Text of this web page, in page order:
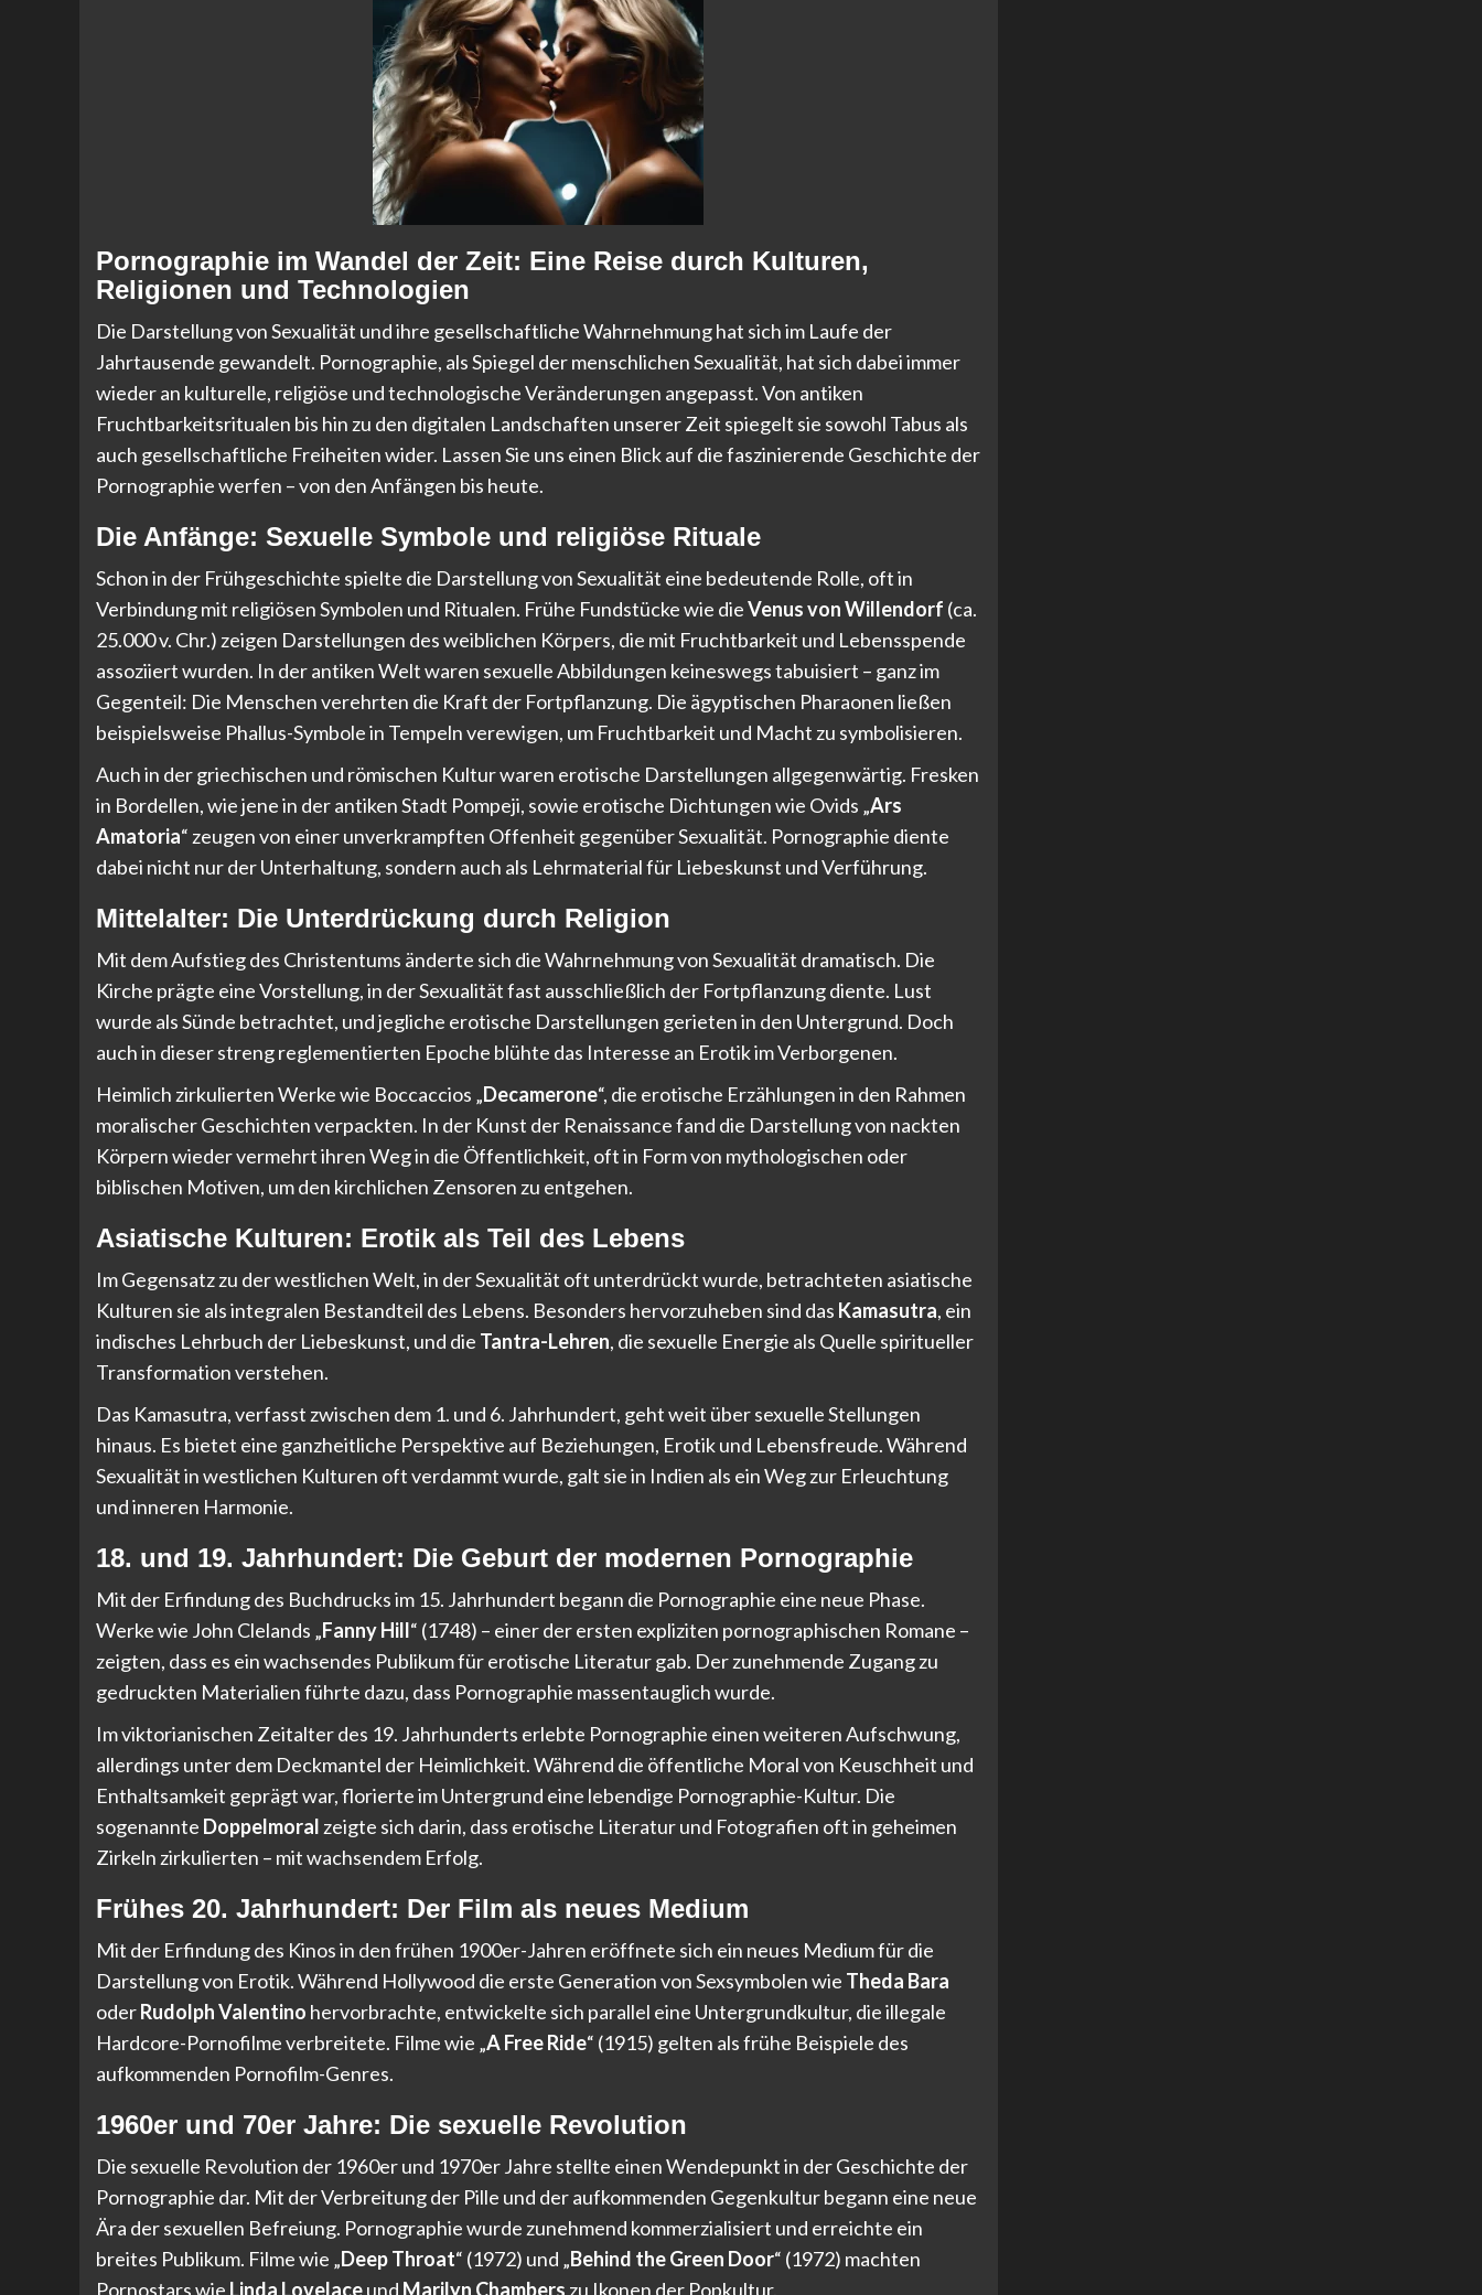
Pornographie im Wandel der Zeit: Eine Reise durch Kulturen,
Religionen und Technologien
Die Darstellung von Sexualität und ihre gesellschaftliche Wahrnehmung hat sich im Laufe der
Jahrtausende gewandelt. Pornographie, als Spiegel der menschlichen Sexualität, hat sich dabei immer
wieder an kulturelle, religiöse und technologische Veränderungen angepasst. Von antiken
Fruchtbarkeitsritualen bis hin zu den digitalen Landschaften unserer Zeit spiegelt sie sowohl Tabus als
auch gesellschaftliche Freiheiten wider. Lassen Sie uns einen Blick auf die faszinierende Geschichte der
Pornographie werfen – von den Anfängen bis heute.
Die Anfänge: Sexuelle Symbole und religiöse Rituale
Schon in der Frühgeschichte spielte die Darstellung von Sexualität eine bedeutende Rolle, oft in
Verbindung mit religiösen Symbolen und Ritualen. Frühe Fundstücke wie dieVenus von Willendorf (ca.
25.000 v. Chr.) zeigen Darstellungen des weiblichen Körpers, die mit Fruchtbarkeit und Lebensspende
assoziiert wurden. In der antiken Welt waren sexuelle Abbildungen keineswegs tabuisiert – ganz im
Gegenteil: Die Menschen verehrten die Kraft der Fortpflanzung. Die ägyptischen Pharaonen ließen
beispielsweise Phallus-Symbole in Tempeln verewigen, um Fruchtbarkeit und Macht zu symbolisieren.
Auch in der griechischen und römischen Kultur waren erotische Darstellungen allgegenwärtig. Fresken
in Bordellen, wie jene in der antiken Stadt Pompeji, sowie erotische Dichtungen wie Ovids „Ars
Amatoria“ zeugen von einer unverkrampften Offenheit gegenüber Sexualität. Pornographie diente
dabei nicht nur der Unterhaltung, sondern auch als Lehrmaterial für Liebeskunst und Verführung.
Mittelalter: Die Unterdrückung durch Religion
Mit dem Aufstieg des Christentums änderte sich die Wahrnehmung von Sexualität dramatisch. Die
Kirche prägte eine Vorstellung, in der Sexualität fast ausschließlich der Fortpflanzung diente. Lust
wurde als Sünde betrachtet, und jegliche erotische Darstellungen gerieten in den Untergrund. Doch
auch in dieser streng reglementierten Epoche blühte das Interesse an Erotik im Verborgenen.
Heimlich zirkulierten Werke wie Boccaccios „Decamerone“, die erotische Erzählungen in den Rahmen
moralischer Geschichten verpackten. In der Kunst der Renaissance fand die Darstellung von nackten
Körpern wieder vermehrt ihren Weg in die Öffentlichkeit, oft in Form von mythologischen oder
biblischen Motiven, um den kirchlichen Zensoren zu entgehen.
Asiatische Kulturen: Erotik als Teil des Lebens
Im Gegensatz zu der westlichen Welt, in der Sexualität oft unterdrückt wurde, betrachteten asiatische
Kulturen sie als integralen Bestandteil des Lebens. Besonders hervorzuheben sind das Kamasutra, ein
indisches Lehrbuch der Liebeskunst, und die Tantra-Lehren, die sexuelle Energie als Quelle spiritueller
Transformation verstehen.
Das Kamasutra, verfasst zwischen dem 1. und 6. Jahrhundert, geht weit über sexuelle Stellungen
hinaus. Es bietet eine ganzheitliche Perspektive auf Beziehungen, Erotik und Lebensfreude. Während
Sexualität in westlichen Kulturen oft verdammt wurde, galt sie in Indien als ein Weg zur Erleuchtung
und inneren Harmonie.
18. und 19. Jahrhundert: Die Geburt der modernen Pornographie
Mit der Erfindung des Buchdrucks im 15. Jahrhundert begann die Pornographie eine neue Phase.
Werke wie John Clelands „Fanny Hill“ (1748) – einer der ersten expliziten pornographischen Romane –
zeigten, dass es ein wachsendes Publikum für erotische Literatur gab. Der zunehmende Zugang zu
gedruckten Materialien führte dazu, dass Pornographie massentauglich wurde.
Im viktorianischen Zeitalter des 19. Jahrhunderts erlebte Pornographie einen weiteren Aufschwung,
allerdings unter dem Deckmantel der Heimlichkeit. Während die öffentliche Moral von Keuschheit und
Enthaltsamkeit geprägt war, florierte im Untergrund eine lebendige Pornographie-Kultur. Die
sogenannte Doppelmoral zeigte sich darin, dass erotische Literatur und Fotografien oft in geheimen
Zirkeln zirkulierten – mit wachsendem Erfolg.
Frühes 20. Jahrhundert: Der Film als neues Medium
Mit der Erfindung des Kinos in den frühen 1900er-Jahren eröffnete sich ein neues Medium für die
Darstellung von Erotik. Während Hollywood die erste Generation von Sexsymbolen wie Theda Bara
oderRudolph Valentino hervorbrachte, entwickelte sich parallel eine Untergrundkultur, die illegale
Hardcore-Pornofilme verbreitete. Filme wie „A Free Ride“ (1915) gelten als frühe Beispiele des
aufkommenden Pornofilm-Genres.
1960er und 70er Jahre: Die sexuelle Revolution
Die sexuelle Revolution der 1960er und 1970er Jahre stellte einen Wendepunkt in der Geschichte der
Pornographie dar. Mit der Verbreitung der Pille und der aufkommenden Gegenkultur begann eine neue
Ära der sexuellen Befreiung. Pornographie wurde zunehmend kommerzialisiert und erreichte ein
breites Publikum. Filme wie „Deep Throat“ (1972) und „Behind the Green Door“ (1972) machten
Pornostars wie Linda Lovelaceund Marilyn Chambers zu Ikonen der Popkultur.